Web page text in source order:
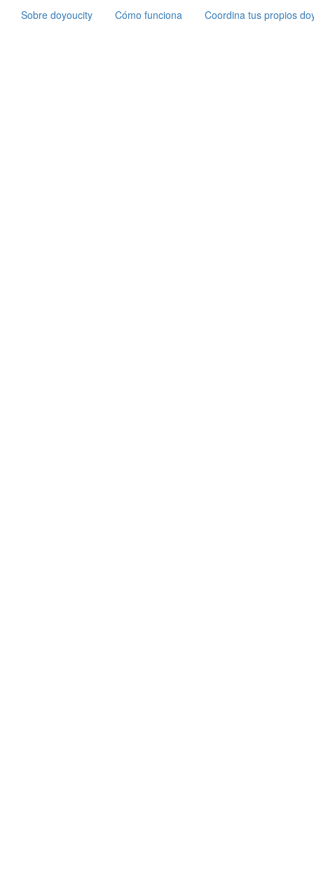
Sobre doyoucity Cómo funciona Coordina tus propios